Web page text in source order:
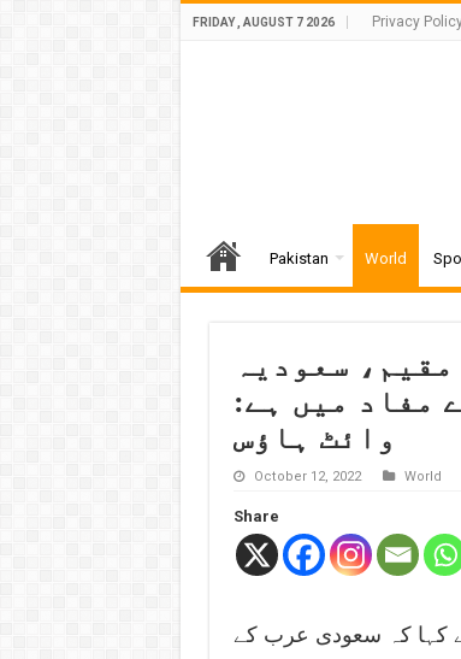
FRIDAY , AUGUST 7 2026 Privacy
Pakistan World
امریکی مقیم، سعودیہ
مفاد میں ہے:
وائٹ ہاؤس
October 12, 2022 World
Share
کہا کہ سعودی عرب کے